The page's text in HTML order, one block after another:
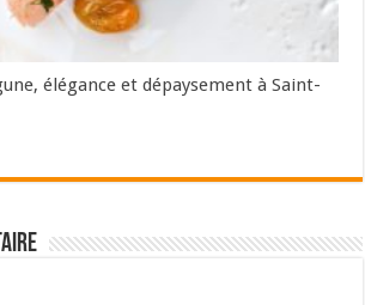
élégance et dépaysement à Saint-